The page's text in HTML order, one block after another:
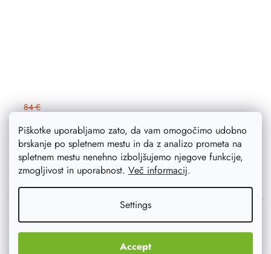
Piškotke uporabljamo zato, da vam omogočimo udobno
brskanje po spletnem mestu in da z analizo prometa na
spletnem mestu nenehno izboljšujemo njegove funkcije,
zmogljivost in uporabnost. Več informacij.
Settings
Accept
84 €
Na zalogi 83 ks
ADD TO CART